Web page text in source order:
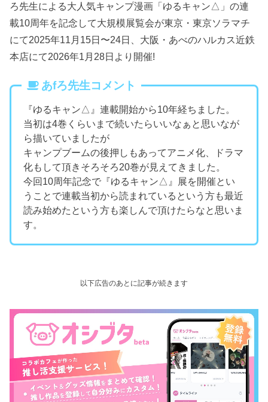
ろ先生による大人気キャンプ漫画「ゆるキャン△」の連
載10周年を記念して大規模展覧会が東京・東京ソラマチ
にて2025年11月15日〜24日、大阪・あべのハルカス近鉄
本店にて2026年1月28日より開催!
あfろ先生コメント
『ゆるキャン△』連載開始から10年経ちました。
当初は4巻くらいまで続いたらいいなぁと思いなが
ら描いていましたが
キャンプブームの後押しもあってアニメ化、ドラマ
化もして頂きそろそろ20巻が見えてきました。
今回10周年記念で『ゆるキャン△』展を開催とい
うことで連載当初から読まれているという方も最近
読み始めたという方も楽しんで頂けたらなと思いま
す。
以下広告のあとに記事が続きます